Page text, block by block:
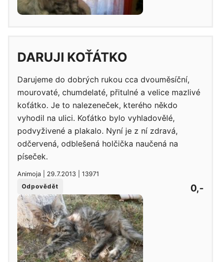
DARUJI KOŤÁTKO
Darujeme do dobrých rukou cca dvouměsíční,
mourovaté, chumdelaté, přitulné a velice mazlivé
koťátko. Je to nalezeneček, kterého někdo
vyhodil na ulici. Koťátko bylo vyhladovělé,
podvyživené a plakalo. Nyní je z ní zdravá,
odčervená, odblešená holčička naučená na
píseček.
Animoja | 29.7.2013 | 13971
Odpovědět
0,-